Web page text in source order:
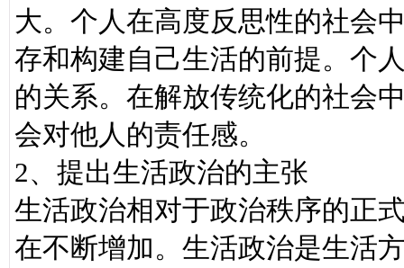
大。个人在高度反思性的社会
存和构建自己生活的前提。个
的关系。在解放传统化的社会
会对他人的责任感。
2、提出生活政治的主张
生活政治相对于政治秩序的正
在不断增加。生活政治是生活